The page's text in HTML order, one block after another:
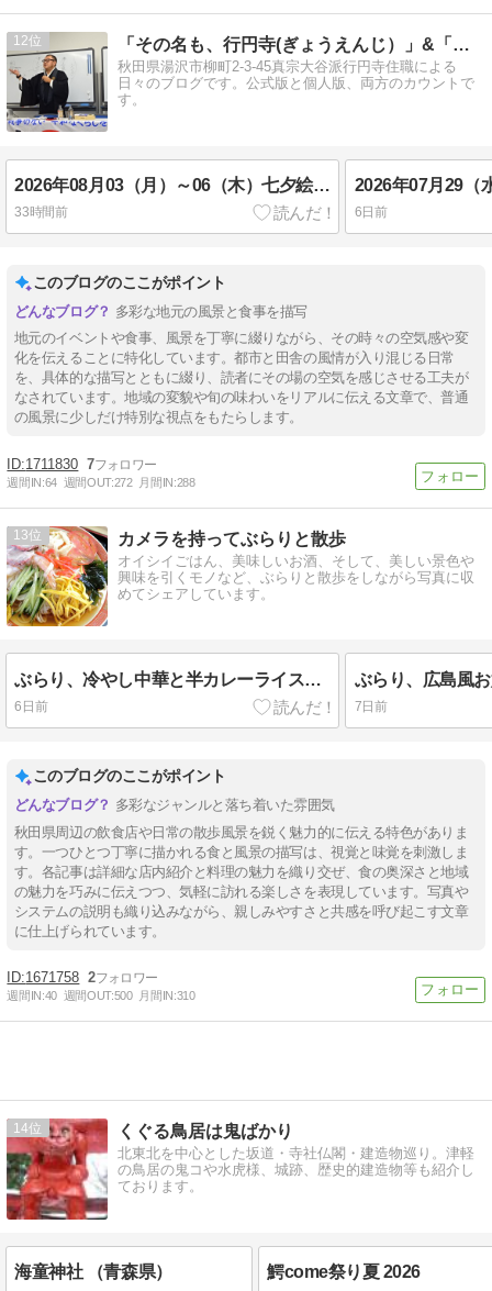
12 「その名も、行円寺(ぎょうえんじ）」&「その名も、明くん」
秋田県湯沢市柳町2-3-45真宗大谷派行円寺住職による
日々のブログです。公式版と個人版、両方のカウントで
す。
2026年08月03（月）～06（木）七夕絵灯ろう祭り
33時間前 6日前
このブログのここがポイント
多彩な地元の風景と食事を描写
地元のイベントや食事、風景を丁寧に綴りながら、その時々の空気感や変
化を伝えることに特化しています。都市と田舎の風情が入り混じる日常
を、具体的な描写とともに綴り、読者にその場の空気を感じさせる工夫が
なされています。地域の変貌や旬の味わいをリアルに伝える文章で、普通
の風景に少しだけ特別な視点をもたらします。
1711830 7
週間IN:64 週間OUT:272 月間IN:288
13 カメラを持ってぶらりと散歩
オイシイごはん、美味しいお酒、そして、美しい景色や
興味を引くモノなど、ぶらりと散歩をしながら写真に収
めてシェアしています。
ぶらり、冷やし中華と半カレーライス@中華そば 繁昌軒 本店【大仙市】
6日前 7日前
このブログのここがポイント
多彩なジャンルと落ち着いた雰囲気
秋田県周辺の飲食店や日常の散歩風景を鋭く魅力的に伝える特色がありま
す。一つひとつ丁寧に描かれる食と風景の描写は、視覚と味覚を刺激しま
す。各記事は詳細な店内紹介と料理の魅力を織り交ぜ、食の奥深さと地域
の魅力を巧みに伝えつつ、気軽に訪れる楽しさを表現しています。写真や
システムの説明も織り込みながら、親しみやすさと共感を呼び起こす文章
に仕上げられています。
1671758 2
週間IN:40 週間OUT:500 月間IN:310
14 くぐる鳥居は鬼ばかり
北東北を中心とした坂道・寺社仏閣・建造物巡り。津軽
の鳥居の鬼コや水虎様、城跡、歴史的建造物等も紹介し
ております。
海童神社 （青森県） 鰐come祭り夏 2026